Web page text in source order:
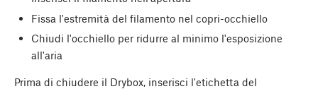
Fissa l'estremità del filamento nel copri-occhiello
Chiudi l'occhiello per ridurre al minimo l'esposizione
all'aria
Prima di chiudere il Drybox, inserisci l'etichetta del